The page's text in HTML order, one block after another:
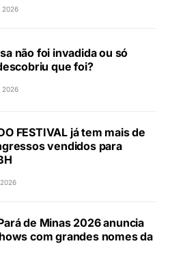
2026
não foi invadida ou só
que foi?
2026
FESTIVAL já tem mais de
vendidos para
de Minas 2026 anuncia
com grandes nomes da